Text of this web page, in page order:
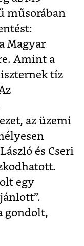
műsorában
Magyar
Amint a
tíz
az üzemi
és Cseri
egy
gondolt,